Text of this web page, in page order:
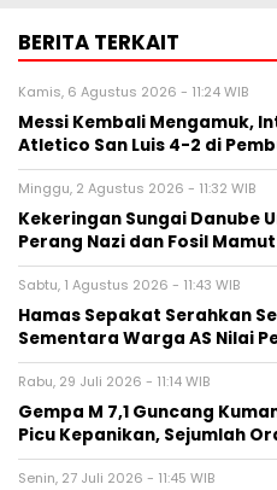
BERITA TERKAIT
Kamis, 6 Agustus 2026 - 11:24 WIB
Messi Kembali Mengamuk,
Atletico San Luis 4-2 di
Minggu, 2 Agustus 2026 - 11:32 WIB
Kekeringan Sungai Danube
Perang Nazi dan Fosil Mamut
Sabtu, 1 Agustus 2026 - 11:43 WIB
Hamas Sepakat Serahkan
Sementara Warga AS Nilai
Rabu, 29 Juli 2026 - 11:14 WIB
Gempa M 7,1 Guncang
Picu Kepanikan, Sejumlah
Senin, 27 Juli 2026 - 11:45 WIB